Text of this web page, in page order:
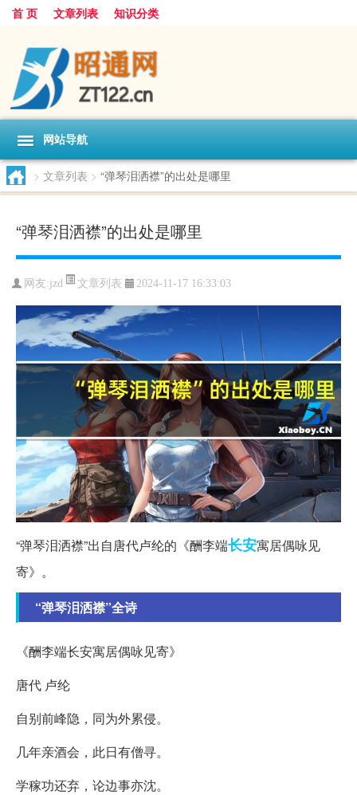
首 页 文章列表 知识分类
网站导航
> 文章列表 > “弹琴泪洒襟”的出处是哪里
“弹琴泪洒襟”的出处是哪里
网友:jzd 文章列表 2024-11-17 16:33:03
“弹琴泪洒襟”出自唐代卢纶的《酬李端长安寓居偶咏见
寄》。
“弹琴泪洒襟”全诗
《酬李端长安寓居偶咏见寄》
唐代 卢纶
自别前峰隐，同为外累侵。
几年亲酒会，此日有僧寻。
学稼功还弃，论边事亦沈。